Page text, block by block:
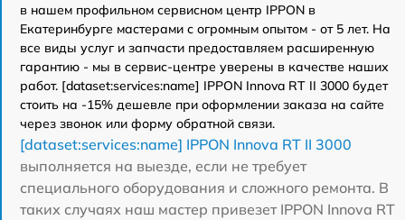
в нашем профильном сервисном центр IPPON в
Екатеринбурге мастерами с огромным опытом - от 5 лет. На
все виды услуг и запчасти предоставляем расширенную
гарантию - мы в сервис-центре уверены в качестве наших
работ. [dataset:services:name] IPPON Innova RT II 3000 будет
стоить на -15% дешевле при оформлении заказа на сайте
через звонок или форму обратной связи.
[dataset:services:name] IPPON Innova RT II 3000
выполняется на выезде, если не требует
специального оборудования и сложного ремонта. В
таких случаях наш мастер привезет IPPON Innova RT